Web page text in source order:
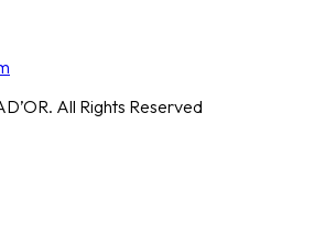
All Rights Reserved